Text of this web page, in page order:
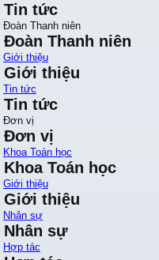
Tin tức
Đoàn Thanh niên
Đoàn Thanh niên
Giới thiệu
Giới thiệu
Tin tức
Tin tức
Đơn vị
Đơn vị
Khoa Toán học
Khoa Toán học
Giới thiệu
Giới thiệu
Nhân sự
Nhân sự
Hợp tác